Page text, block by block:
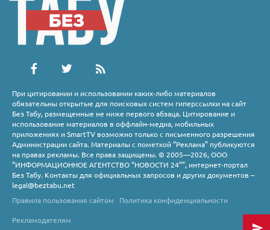
При цитировании и использовании каких-либо материалов
обязательны открытые для поисковых систем гиперссылки на сайт
Без Табу, размещенные не ниже первого абзаца. Цитирование и
использование материалов в оффлайн-медиа, мобильных
приложениях и SmartTV возможно только с письменного разрешения
Администрации сайта. Материалы с пометкой “Реклама” публикуются
на правах рекламы. Все права защищены. © 2005—2026, ООО
“ИНФОРМАЦИОННОЕ АГЕНТСТВО “НОВОСТИ 24””, интернет-портал
Без Табу. Контакты для официальных запросов и других документов –
legal@beztabu.net
Правила пользования сайтом
Политика конфиденциальности
Рекламодателям